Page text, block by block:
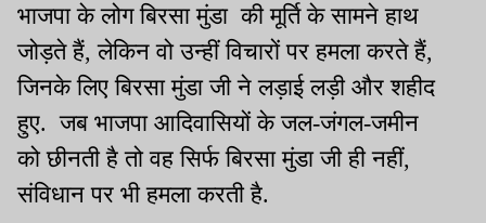
भाजपा के लोग बिरसा मुंडा की मूर्ति के सामने हाथ
जोड़ते हैं, लेकिन वो उन्हीं विचारों पर हमला करते हैं,
जिनके लिए बिरसा मुंडा जी ने लड़ाई लड़ी और शहीद
हुए. जब भाजपा आदिवासियों के जल-जंगल-जमीन
को छीनती है तो वह सिर्फ बिरसा मुंडा जी ही नहीं,
संविधान पर भी हमला करती है.